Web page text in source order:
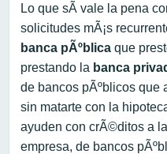
Lo que sÃ­ vale la pena
solicitudes mÃ¡s
banca pÃºblica que
prestando la banca
de bancos pÃºblicos que
sin matarte con la
ayuden con crÃ©ditos a
empresa, de bancos